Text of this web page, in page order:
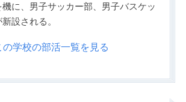
に、男子サッカー部、男子バスケッ
設される。
の学校の部活一覧を見る